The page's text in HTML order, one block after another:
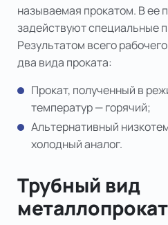
называемая прокатом. В ее
задействуют специальные
Результатом всего
два вида проката:
Прокат, полученный в
температур — горячий;
Альтернативный
холодный аналог.
Трубный вид